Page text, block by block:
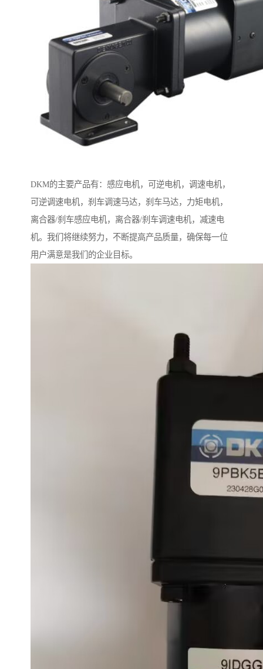
DKM的主要产品有：感应电机，可逆电机，调速电机，
可逆调速电机，刹车调速马达，刹车马达，力矩电机，
离合器/刹车感应电机，离合器/刹车调速电机，减速电
机。我们将继续努力，不断提高产品质量，确保每一位
用户满意是我们的企业目标。